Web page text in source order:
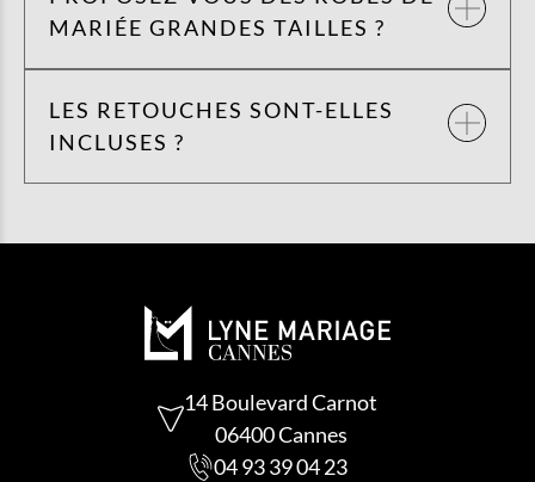
MARIÉE GRANDES TAILLES ?
LES RETOUCHES SONT-ELLES
INCLUSES ?
14 Boulevard Carnot
06400 Cannes
04 93 39 04 23